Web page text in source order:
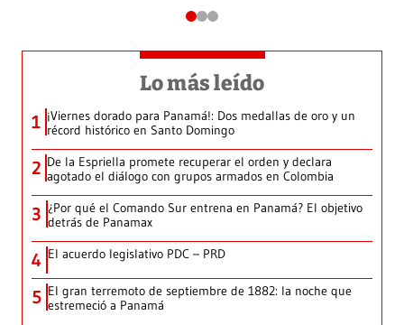
Lo más leído
1 ¡Viernes dorado para Panamá!: Dos medallas de oro y un
récord histórico en Santo Domingo
2 De la Espriella promete recuperar el orden y declara
agotado el diálogo con grupos armados en Colombia
3 ¿Por qué el Comando Sur entrena en Panamá? El objetivo
detrás de Panamax
4 El acuerdo legislativo PDC – PRD
5 El gran terremoto de septiembre de 1882: la noche que
estremeció a Panamá